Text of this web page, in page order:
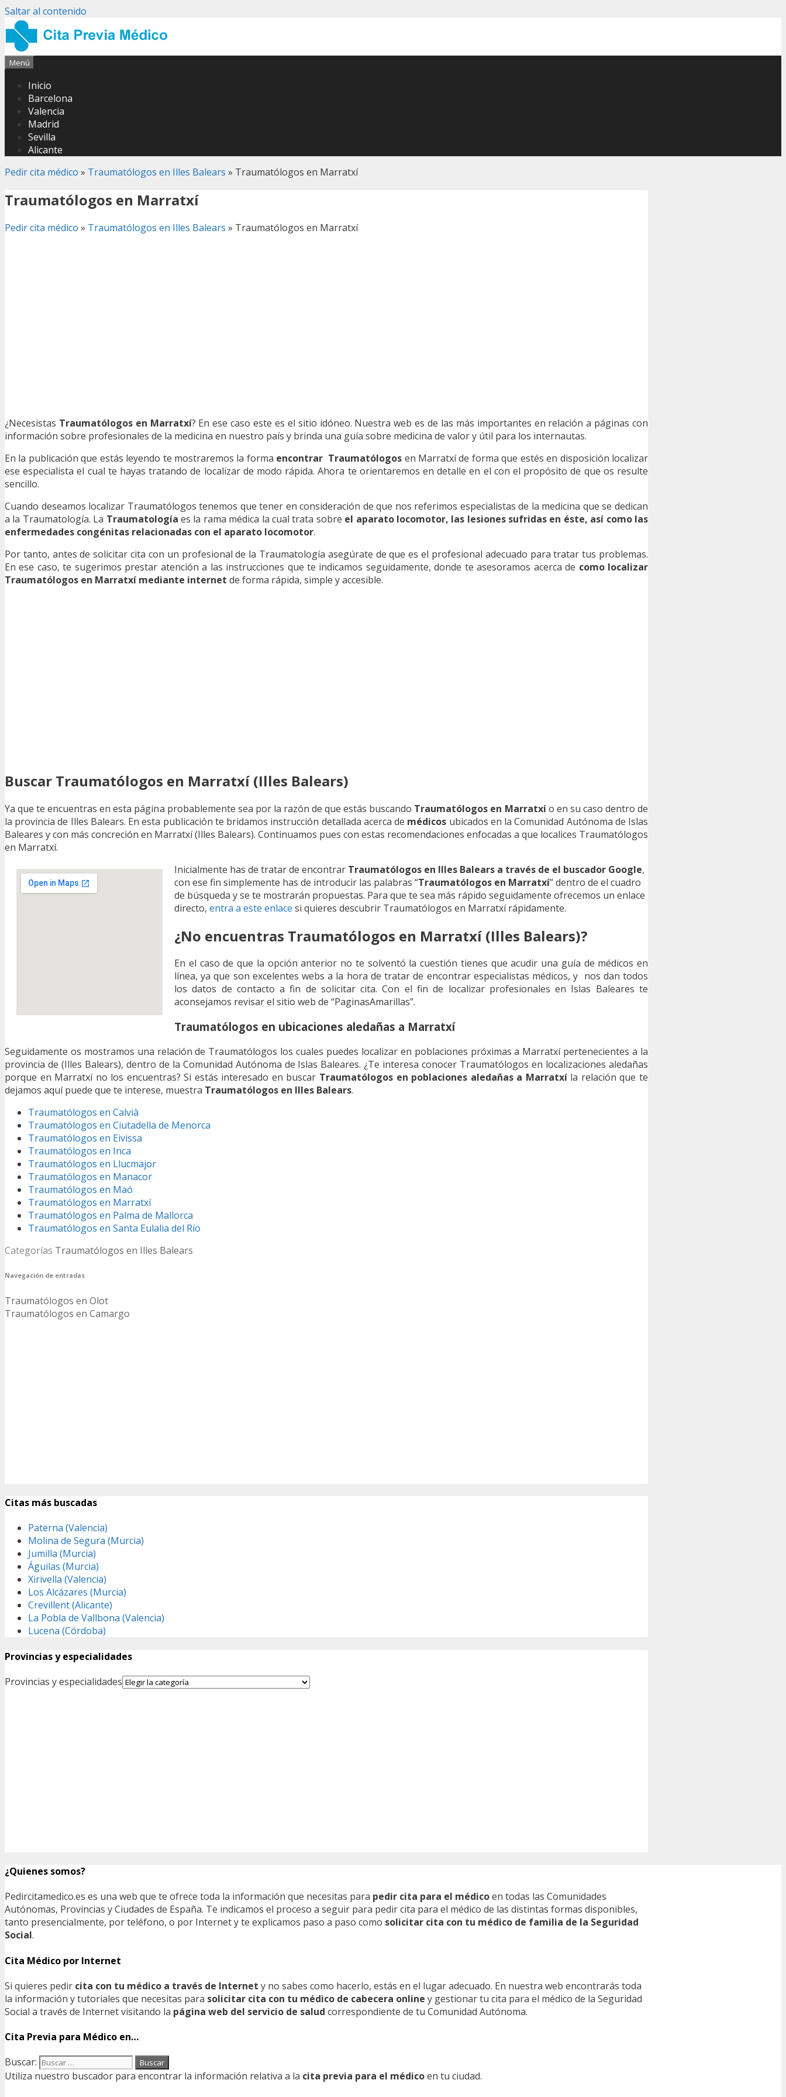
Saltar al contenido
Menú
Inicio
Barcelona
Valencia
Madrid
Sevilla
Alicante
Pedir cita médico » Traumatólogos en Illes Balears » Traumatólogos en Marratxí
Traumatólogos en Marratxí
Pedir cita médico » Traumatólogos en Illes Balears » Traumatólogos en Marratxí
¿Necesistas Traumatólogos en Marratxí? En ese caso este es el sitio idóneo. Nuestra web es de las más importantes en relación a páginas con
información sobre profesionales de la medicina en nuestro país y brinda una guía sobre medicina de valor y útil para los internautas.
En la publicación que estás leyendo te mostraremos la forma encontrar Traumatólogos en Marratxí de forma que estés en disposición localizar
ese especialista el cual te hayas tratando de localizar de modo rápida. Ahora te orientaremos en detalle en el con el propósito de que os resulte
sencillo.
Cuando deseamos localizar Traumatólogos tenemos que tener en consideración de que nos referimos especialistas de la medicina que se dedican
a la Traumatología. La Traumatología es la rama médica la cual trata sobre el aparato locomotor, las lesiones sufridas en éste, así como las
enfermedades congénitas relacionadas con el aparato locomotor.
Por tanto, antes de solicitar cita con un profesional de la Traumatología asegúrate de que es el profesional adecuado para tratar tus problemas.
En ese caso, te sugerimos prestar atención a las instrucciones que te indicamos seguidamente, donde te asesoramos acerca de como localizar
Traumatólogos en Marratxí mediante internet de forma rápida, simple y accesible.
Buscar Traumatólogos en Marratxí (Illes Balears)
Ya que te encuentras en esta página probablemente sea por la razón de que estás buscando Traumatólogos en Marratxío en su caso dentro de
la provincia de Illes Balears. En esta publicación te bridamos instrucción detallada acerca de médicos ubicados en la Comunidad Autónoma de Islas
Baleares y con más concreción en Marratxí (Illes Balears). Continuamos pues con estas recomendaciones enfocadas a que localices Traumatólogos
en Marratxí.
Inicialmente has de tratar de encontrar Traumatólogos en Illes Balears a través de el buscador Google,
con ese fin simplemente has de introducir las palabras “Traumatólogos en Marratxí” dentro de el cuadro
de búsqueda y se te mostrarán propuestas. Para que te sea más rápido seguidamente ofrecemos un enlace
directo, entra a este enlace si quieres descubrir Traumatólogos en Marratxí rápidamente.
¿No encuentras Traumatólogos en Marratxí (Illes Balears)?
En el caso de que la opción anterior no te solventó la cuestión tienes que acudir una guía de médicos en
línea, ya que son excelentes webs a la hora de tratar de encontrar especialistas médicos, y nos dan todos
los datos de contacto a fin de solicitar cita. Con el fin de localizar profesionales en Islas Baleares te
aconsejamos revisar el sitio web de “PaginasAmarillas”.
Traumatólogos en ubicaciones aledañas a Marratxí
Seguidamente os mostramos una relación de Traumatólogos los cuales puedes localizar en poblaciones próximas a Marratxí pertenecientes a la
provincia de (Illes Balears), dentro de la Comunidad Autónoma de Islas Baleares. ¿Te interesa conocer Traumatólogos en localizaciones aledañas
porque en Marratxí no los encuentras? Si estás interesado en buscar Traumatólogos en poblaciones aledañas a Marratxíla relación que te
dejamos aquí puede que te interese, muestra Traumatólogos en Illes Balears.
Traumatólogos en Calvià
Traumatólogos en Ciutadella de Menorca
Traumatólogos en Eivissa
Traumatólogos en Inca
Traumatólogos en Llucmajor
Traumatólogos en Manacor
Traumatólogos en Maó
Traumatólogos en Marratxí
Traumatólogos en Palma de Mallorca
Traumatólogos en Santa Eulalia del Río
Categorías Traumatólogos en Illes Balears
Navegación de entradas
Traumatólogos en Olot
Traumatólogos en Camargo
Citas más buscadas
Paterna (Valencia)
Molina de Segura (Murcia)
Jumilla (Murcia)
Águilas (Murcia)
Xirivella (Valencia)
Los Alcázares (Murcia)
Crevillent (Alicante)
La Pobla de Vallbona (Valencia)
Lucena (Córdoba)
Provincias y especialidades
Provincias y especialidades
¿Quienes somos?
Pedircitamedico.es es una web que te ofrece toda la información que necesitas para pedir cita para el médicoen todas las Comunidades
Autónomas, Provincias y Ciudades de España. Te indicamos el proceso a seguir para pedir cita para el médico de las distintas formas disponibles,
tanto presencialmente, por teléfono, o por Internet y te explicamos paso a paso como solicitar cita con tu médico de familia de la Seguridad
Social.
Cita Médico por Internet
Si quieres pedir cita con tu médico a través de Internet y no sabes como hacerlo, estás en el lugar adecuado. En nuestra web encontrarás toda
la información y tutoriales que necesitas para solicitar cita con tu médico de cabecera online y gestionar tu cita para el médico de la Seguridad
Social a través de Internet visitando la página web del servicio de salud correspondiente de tu Comunidad Autónoma.
Cita Previa para Médico en…
Buscar:
Utiliza nuestro buscador para encontrar la información relativa a la cita previa para el médicoen tu ciudad.